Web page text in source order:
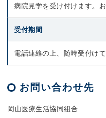
病院見学を受け付けます。
受付期間
電話連絡の上、随時受付けて
お問い合わせ先
岡山医療生活協同組合